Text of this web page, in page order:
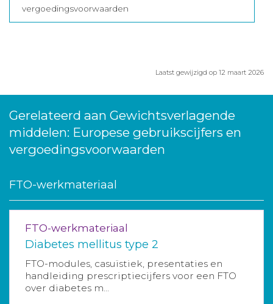
vergoedingsvoorwaarden
Laatst gewijzigd op 12 maart 2026
Gerelateerd aan Gewichtsverlagende
middelen: Europese gebruikscijfers en
vergoedingsvoorwaarden
FTO-werkmateriaal
FTO-werkmateriaal
Diabetes mellitus type 2
FTO-modules, casuïstiek, presentaties en
handleiding prescriptiecijfers voor een FTO
over diabetes m...